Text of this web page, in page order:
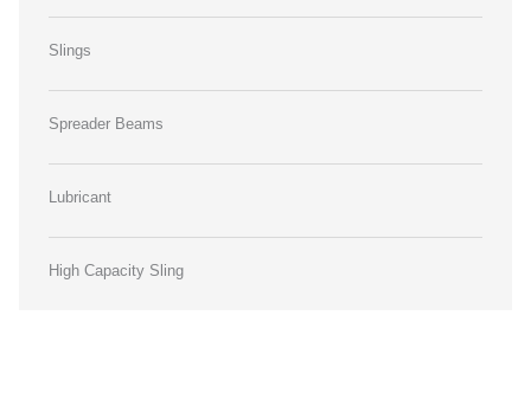
Slings
Spreader Beams
Lubricant
High Capacity Sling